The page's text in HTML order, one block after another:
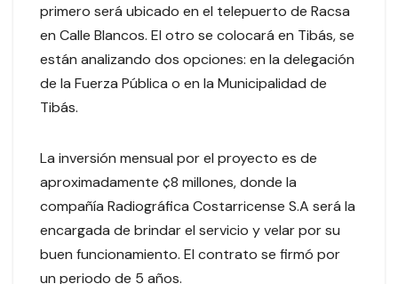
primero será ubicado en el telepuerto de Racsa
en Calle Blancos. El otro se colocará en Tibás, se
están analizando dos opciones: en la delegación
de la Fuerza Pública o en la Municipalidad de
Tibás.
La inversión mensual por el proyecto es de
aproximadamente ¢8 millones, donde la
compañía Radiográfica Costarricense S.A será la
encargada de brindar el servicio y velar por su
buen funcionamiento. El contrato se firmó por
un periodo de 5 años.